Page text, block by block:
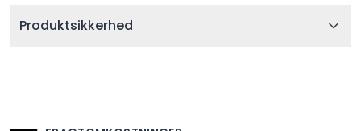
Produktsikkerhed